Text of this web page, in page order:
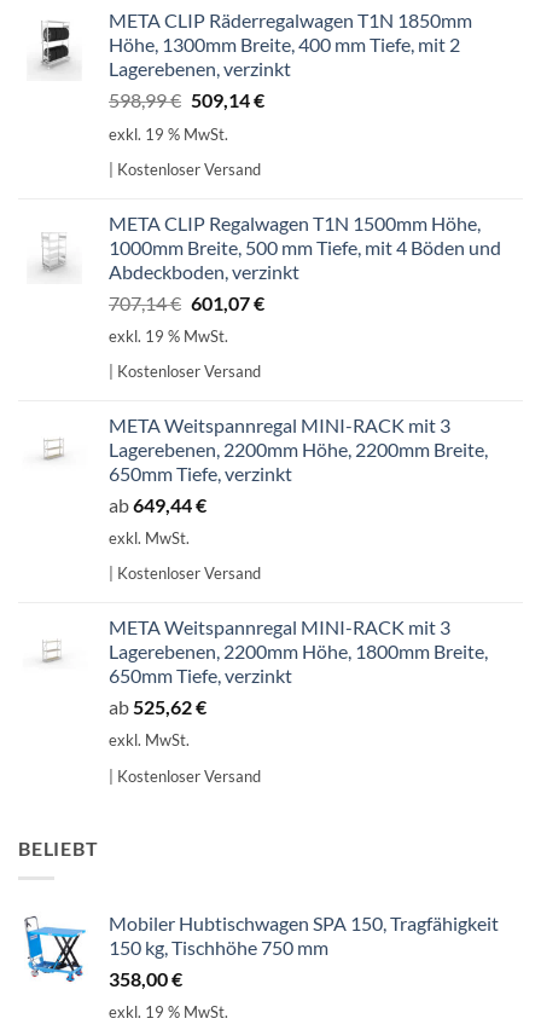
META CLIP Räderregalwagen T1N 1850mm
Höhe, 1300mm Breite, 400 mm Tiefe, mit 2
Lagerebenen, verzinkt
598,99€ Ursprünglicher
Preis
598,99 €
509,14€Aktueller
exkl. 19 % MwSt.
| Kostenloser Versand
META CLIP Regalwagen T1N 1500mm Höhe,
1000mm Breite, 500 mm Tiefe, mit 4 Böden und
Abdeckboden, verzinkt
707,14€ Ursprünglicher
Preis
707,14 €
601,07€Aktueller
exkl. 19 % MwSt.
| Kostenloser Versand
META Weitspannregal MINI-RACK mit 3
Lagerebenen, 2200mm Höhe, 2200mm Breite,
650mm Tiefe, verzinkt
ab649,44€
exkl. MwSt.
| Kostenloser Versand
META Weitspannregal MINI-RACK mit 3
Lagerebenen, 2200mm Höhe, 1800mm Breite,
650mm Tiefe, verzinkt
ab525,62€
exkl. MwSt.
| Kostenloser Versand
BELIEBT
Mobiler Hubtischwagen SPA 150, Tragfähigkeit
150 kg, Tischhöhe 750 mm
358,00€
exkl. 19 % MwSt.